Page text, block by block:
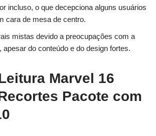
incluso, o que decepciona alguns usuários
cara de mesa de centro.
mistas devido a preocupações com a
apesar do conteúdo e do design fortes.
Marvel 16
Pacote com